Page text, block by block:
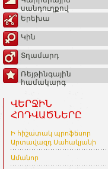
սանդուղքով
Երեխա
Կին
Տղամարդ
Ռեյթինգային
համակարգ
ՎԵՐՋԻՆ
ՀՈԴՎԱԾՆԵՐԸ
Ի հիշատակ պրոֆեսոր
Արտավազդ Սահակյանի
Ամանոր